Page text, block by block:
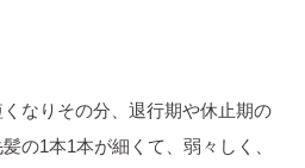
なりその分、退行期や休止期の
の1本1本が細くて、弱々しく、